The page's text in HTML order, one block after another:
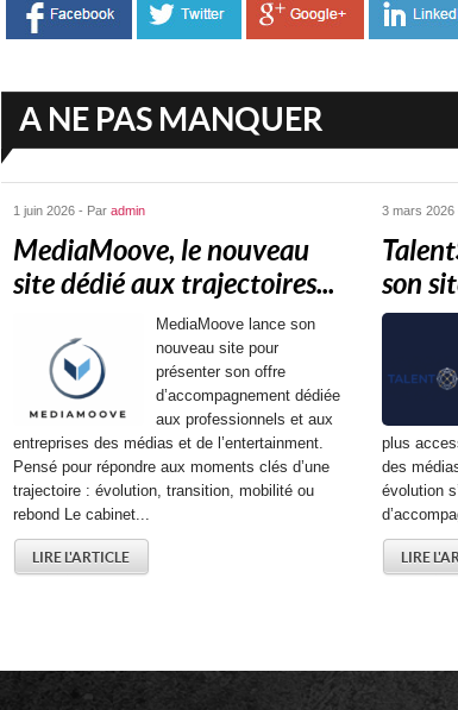
A NE PAS MANQUER
1 juin 2026 - Par admin
MediaMoove, le nouveau
site dédié aux trajectoires...
MediaMoove lance son
nouveau site pour
présenter son offre
d’accompagnement dédiée
aux professionnels et aux
entreprises des médias et de l’entertainment.
Pensé pour répondre aux moments clés d’une
trajectoire : évolution, transition, mobilité ou
rebond Le cabinet...
LIRE L'ARTICLE
3 mars 2026
son
plus
des
évolution
LIRE